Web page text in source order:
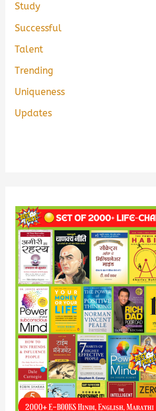
Study
Successful
Talent
Trending
Uniqueness
Updates